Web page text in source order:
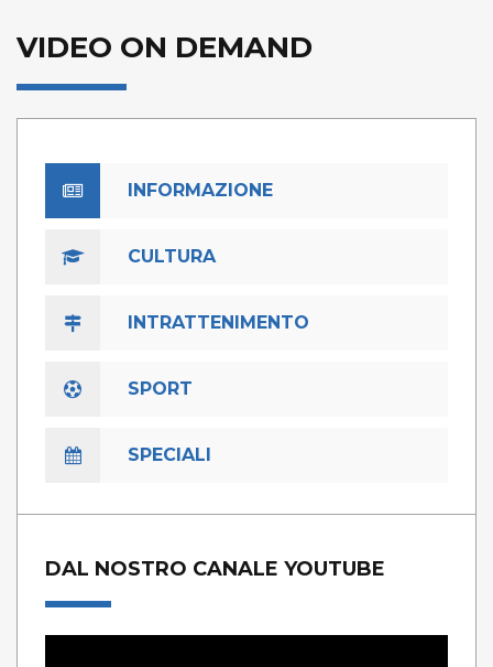
VIDEO ON DEMAND
INFORMAZIONE
CULTURA
INTRATTENIMENTO
SPORT
SPECIALI
DAL NOSTRO CANALE YOUTUBE